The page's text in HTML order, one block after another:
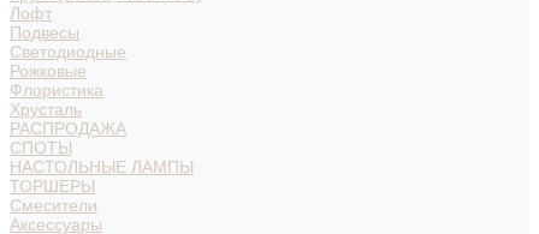
Лофт
Подвесы
Светодиодные
Рожковые
Флористика
Хрусталь
РАСПРОДАЖА
СПОТЫ
НАСТОЛЬНЫЕ ЛАМПЫ
ТОРШЕРЫ
Смесители
Аксессуары